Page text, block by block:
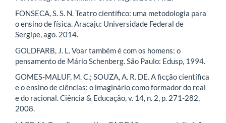
FONSECA, S. S. N. Teatro científico: uma metodologia para
o ensino de física. Aracaju: Universidade Federal de
Sergipe, ago. 2014.
GOLDFARB, J. L. Voar também é com os homens: o
pensamento de Mário Schenberg. São Paulo: Edusp, 1994.
GOMES-MALUF, M. C.; SOUZA, A. R. DE. A ficção científica
e o ensino de ciências: o imaginário como formador do real
e do racional. Ciência & Educação, v. 14, n. 2, p. 271-282,
2008.